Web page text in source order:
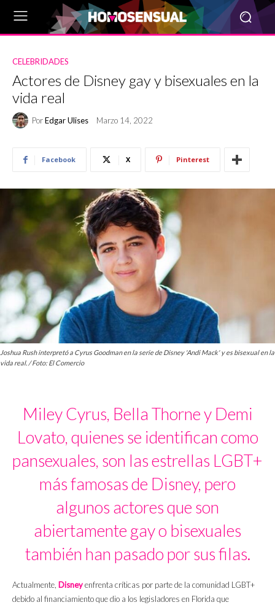
CELEBRIDADES
Actores de Disney gay y bisexuales en la
vida real
PorEdgar Ulises Marzo 14, 2022
Facebook X Pinterest
Joshua Rush interpretó a Cyrus Goodman en la serie de Disney 'Andi Mack' y es bisexual en la
vida real. / Foto: El Comercio
Miley Cyrus, Bella Thorne y Demi
Lovato, quienes se identifican como
pansexuales, son las estrellas LGBT+
más famosas de Disney, pero
algunos actores que son
abiertamente gay o bisexuales
también han pasado por sus filas.
Actualmente, Disneyenfrenta críticas por parte de la comunidad LGBT+
debido al financiamiento que dio a los legisladores en Florida que